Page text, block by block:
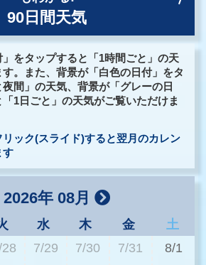
90日間天気
をタップすると「1時間ごと」の天
。また、背景が「白色の日付」をタ
間」の天気、背景が「グレーの日
1日ごと」の天気がご覧いただけま
ック(スライド)すると翌月のカレン
す
2026年 08月
水 木 金
土
7/29 7/30 7/31 8/1